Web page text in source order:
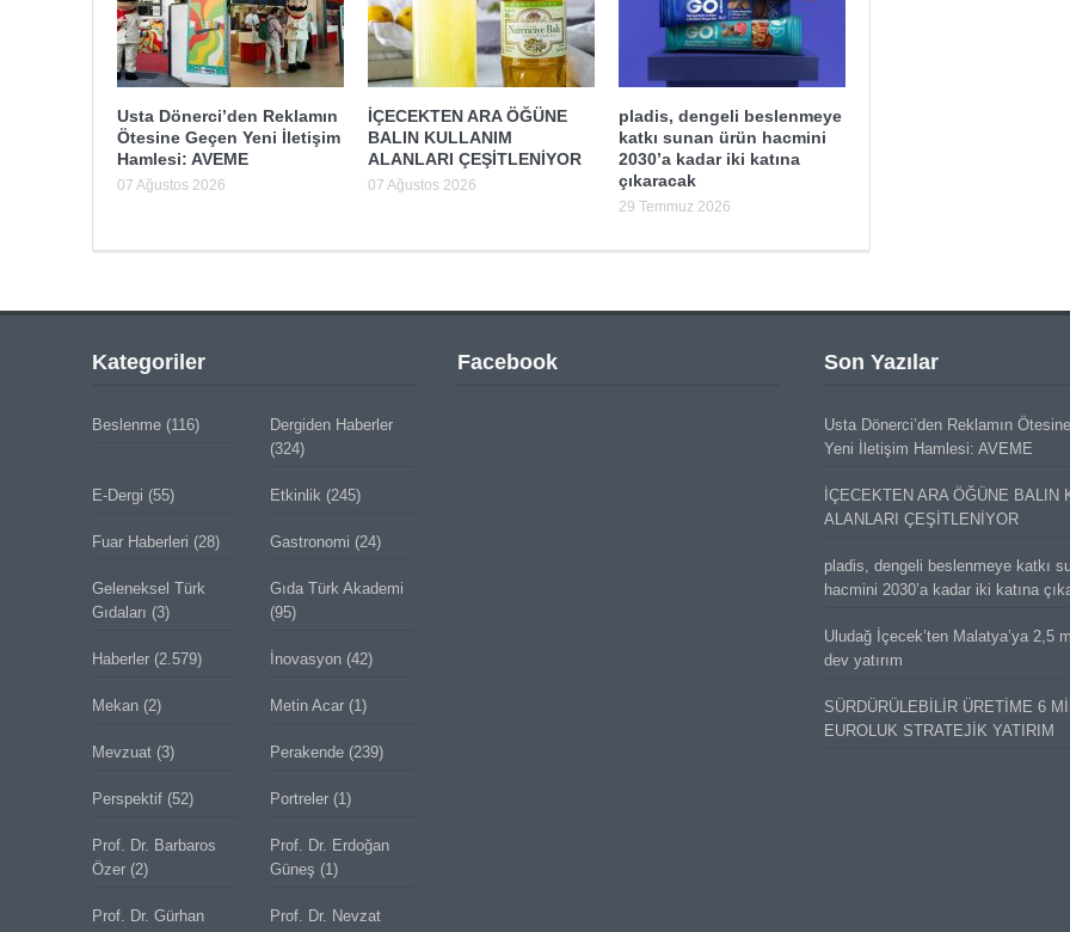
Usta Dönerci’den Reklamın
Ötesine Geçen Yeni İletişim
Hamlesi: AVEME
07 Ağustos 2026
İÇECEKTEN ARA ÖĞÜNE
BALIN KULLANIM
ALANLARI ÇEŞİTLENİYOR
07 Ağustos 2026
pladis, dengeli beslenmeye
katkı sunan ürün hacmini
2030’a kadar iki katına
çıkaracak
29 Temmuz 2026
Kategoriler
Beslenme(116)
Dergiden Haberler
(324)
E-Dergi (55) Etkinlik (245)
Fuar Haberleri (28) Gastronomi (24)
Geleneksel Türk
Gıdaları (3)
Gıda Türk Akademi
(95)
Haberler(2.579) İnovasyon(42)
Mekan(2) Metin Acar(1)
Mevzuat(3) Perakende(239)
Perspektif(52) Portreler(1)
Prof. Dr. Barbaros
Özer(2)
Prof. Dr. Erdoğan
Güneş (1)
Prof. Dr. Gürhan
Prof. Dr. Nevzat
Facebook Son Yazılar
Usta Dönerci’den Reklamın
Yeni İletişim Hamlesi: AVEME
İÇECEKTEN ARA ÖĞÜNE BALIN
ALANLARI ÇEŞİTLENİYOR
pladis, dengeli beslenmeye katkı
hacmini 2030’a kadar iki katına
Uludağ İçecek’ten Malatya’ya 2,5
dev yatırım
SÜRDÜRÜLEBİLİR ÜRETİME 6
EUROLUK STRATEJİK YATIRIM